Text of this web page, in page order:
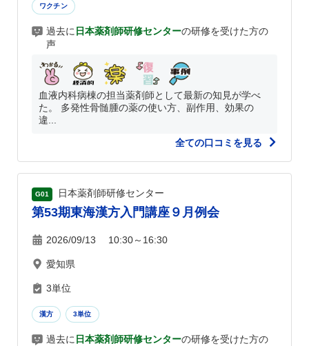
ワクチン
過去に 日本薬剤師研修センターの研修を受けた方の
声
血液内科病棟の担当薬剤師として最新の知見が学べ
た。 多発性骨髄腫の薬の使い方、副作用、効果の
違...
全ての口コミを見る
G01 日本薬剤師研修センター
第53期東海漢方入門講座９月例会
2026/09/13 10:30～16:30
愛知県
3単位
漢方 3単位
過去に 日本薬剤師研修センターの研修を受けた方の